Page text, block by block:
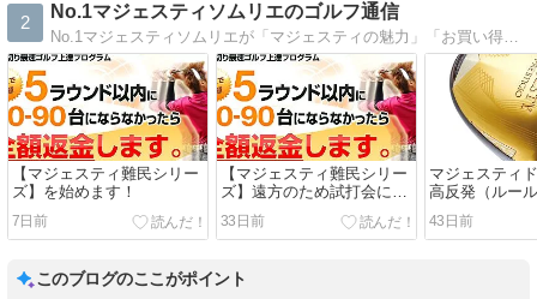
2
No.1マジェスティソムリエのゴルフ通信
No.1マジェスティソムリエが「マジェスティの魅力」「お買い得情報」「ゴルフ上達法」等、情報発信しています。
【マジェスティ難民シリー
ズ】を始めます！
7日前
【マジェスティ難民シリー
ズ】遠方のため試打会に来
れない方へ！
33日前
マジェスティ
高反発（ルー
か？という質
ます！
43日前
このブログのここがポイント